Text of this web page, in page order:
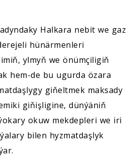
Halkara nebit we gaz
hünärmenleri
ylmyň we önümçiligiň
hem-de bu ugurda özara
giňeltmek maksady
giňişligine, dünýäniň
okuw mekdepleri we iri
bilen hyzmatdaşlyk